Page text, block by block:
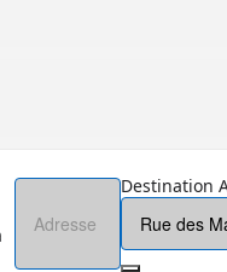
Destination